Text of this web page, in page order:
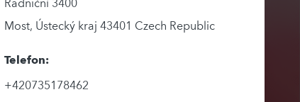
Radniční 3400
Most, Ústecký kraj 43401 Czech Republic
Telefon:
+420735178462